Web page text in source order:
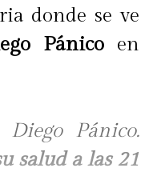
donde se ve
Pánicoen
Pánico.
salud a las 21